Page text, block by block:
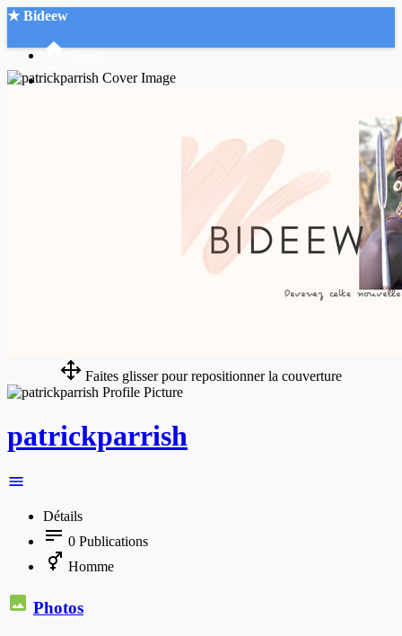
★ Bideew
Faites glisser pour repositionner la couverture
patrickparrish
Détails
0 Publications
Homme
Photos